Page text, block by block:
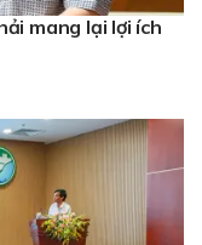
mang lại lợi ích